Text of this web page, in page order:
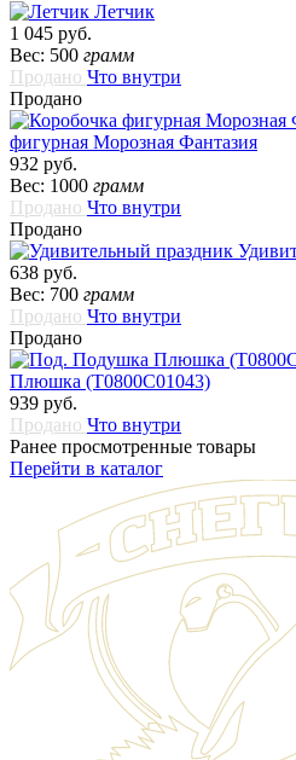
Летчик
1 045 руб.
Вес: 500 грамм
Продано Что внутри
Продано
фигурная Морозная Фантазия
932 руб.
Вес: 1000 грамм
Продано Что внутри
Продано
638 руб.
Вес: 700 грамм
Продано Что внутри
Продано
Плюшка (Т0800С01043)
939 руб.
Продано Что внутри
Ранее просмотренные товары
Перейти в каталог